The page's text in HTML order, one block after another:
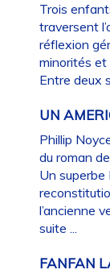
Trois
traversent
réflexion
minorités et
Entre deux
UN
Phillip
du roman
Un superbe
l’ancienne
suite ...
FANFAN